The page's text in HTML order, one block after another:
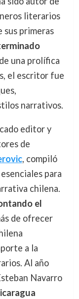
literarios
sus primeras
una prolífica
el escritor fue
narrativos.
editor y
de
, compiló
para
chilena.
el
de ofrecer
a la
Al año
Navarro